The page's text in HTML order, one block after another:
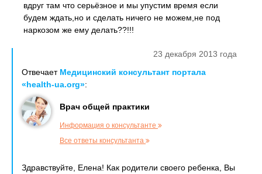
вдруг там что серьёзное и мы упустим время если
будем ждать,но и сделать ничего не можем,не под
наркозом же ему делать??!!!
23 декабря 2013 года
Отвечает Медицинский консультант портала
«health-ua.org»:
Врач общей практики
Информация о консультанте
Все ответы консультанта
Здравствуйте, Елена! Как родители своего ребенка, Вы